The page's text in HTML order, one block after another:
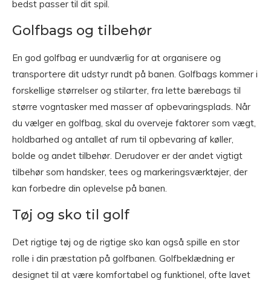
bedst passer til dit spil.
Golfbags og tilbehør
En god golfbag er uundværlig for at organisere og
transportere dit udstyr rundt på banen. Golfbags kommer i
forskellige størrelser og stilarter, fra lette bærebags til
større vogntasker med masser af opbevaringsplads. Når
du vælger en golfbag, skal du overveje faktorer som vægt,
holdbarhed og antallet af rum til opbevaring af køller,
bolde og andet tilbehør. Derudover er der andet vigtigt
tilbehør som handsker, tees og markeringsværktøjer, der
kan forbedre din oplevelse på banen.
Tøj og sko til golf
Det rigtige tøj og de rigtige sko kan også spille en stor
rolle i din præstation på golfbanen. Golfbeklædning er
designet til at være komfortabel og funktionel, ofte lavet